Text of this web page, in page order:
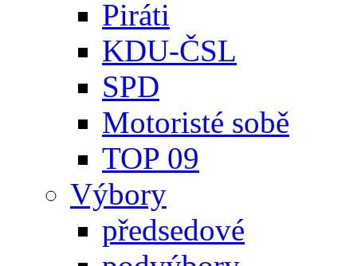
Piráti
KDU-ČSL
SPD
Motoristé sobě
TOP 09
Výbory
předsedové